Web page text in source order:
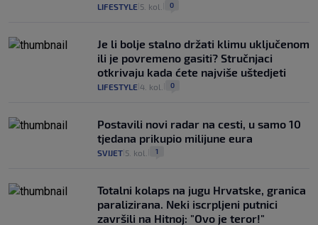
LIFESTYLE 5. kol. 0
Je li bolje stalno držati klimu uključenom
ili je povremeno gasiti? Stručnjaci
otkrivaju kada ćete najviše uštedjeti
LIFESTYLE 4. kol. 0
Postavili novi radar na cesti, u samo 10
tjedana prikupio milijune eura
SVIJET 5. kol. 1
Totalni kolaps na jugu Hrvatske, granica
paralizirana. Neki iscrpljeni putnici
završili na Hitnoj: "Ovo je teror!"